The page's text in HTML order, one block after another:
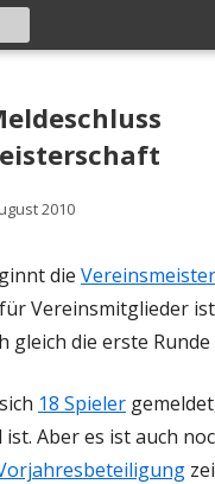
Suchen
nach:
2010
die
Vereinsmitglieder
gleich die erste
18 Spieler
Aber es ist auch